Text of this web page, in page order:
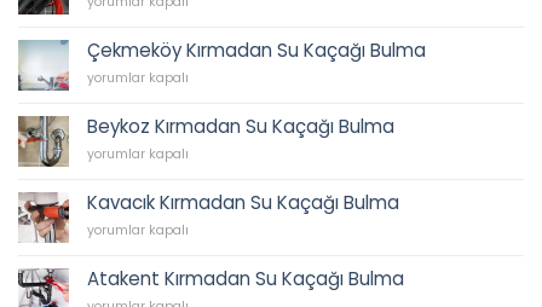
62
için
Kaçağı
Bulma
Çekmeköy Kırmadan Su Kaçağı Bulma
Çekmeköy
Kaçağı
Bulma
yorumlar kapalı
Beykoz Kırmadan Su Kaçağı Bulma
Beykoz
Kaçağı
Bulma
yorumlar kapalı
Kavacık Kırmadan Su Kaçağı Bulma
Kavacık
Kaçağı
yorumlar kapalı
Atakent Kırmadan Su Kaçağı Bulma